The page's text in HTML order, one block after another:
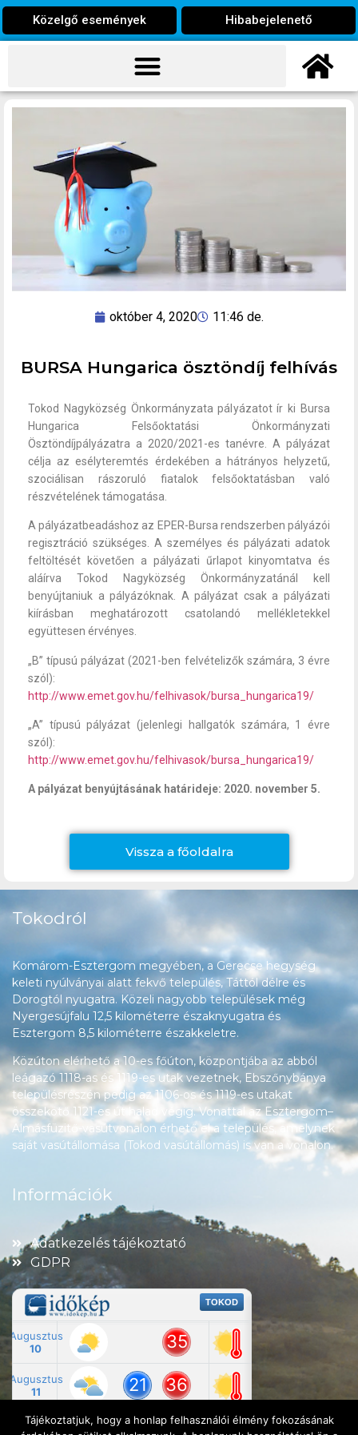
Közelgő események Hibabejelenető
október 4, 2020 11:46 de.
BURSA Hungarica ösztöndíj felhívás
Tokod Nagyközség Önkormányzata pályázatot ír ki Bursa
Hungarica Felsőoktatási Önkormányzati
Ösztöndíjpályázatra a 2020/2021-es tanévre. A pályázat
célja az esélyteremtés érdekében a hátrányos helyzetű,
szociálisan rászoruló fiatalok felsőoktatásban való
részvételének támogatása.
A pályázatbeadáshoz az EPER-Bursa rendszerben pályázói
regisztráció szükséges. A személyes és pályázati adatok
feltöltését követően a pályázati űrlapot kinyomtatva és
aláírva Tokod Nagyközség Önkormányzatánál kell
benyújtaniuk a pályázóknak. A pályázat csak a pályázati
kiírásban meghatározott csatolandó mellékletekkel
együttesen érvényes.
„B” típusú pályázat (2021-ben felvételizők számára, 3 évre
szól):
http://www.emet.gov.hu/felhivasok/bursa_hungarica19/
„A” típusú pályázat (jelenlegi hallgatók számára, 1 évre
szól):
http://www.emet.gov.hu/felhivasok/bursa_hungarica19/
A pályázat benyújtásának határideje: 2020. november 5.
Vissza a főoldalra
Tokodról
Komárom-Esztergom megyében, a Gerecse hegység
keleti nyúlványai alatt fekvő település, Táttól délre és
Dorogtól nyugatra. Közeli nagyobb települések még
Nyergesújfalu 12,5 kilométerre északnyugatra és
Esztergom 8,5 kilométerre északkeletre.
Közúton elérhető a 10-es főúton, központjába az abból
leágazó 1118-as és 1119-es utak vezetnek, Ebszőnybánya
településrészén pedig az 1106-os és 1119-es utakat
összekötő 1121-es út halad végig. Vonattal az Esztergom–
Almásfüzitő-vasútvonalon érhető el a település, amelynek
saját vasútállomása (Tokod vasútállomás) is van a vonalon.
Információk
Adatkezelés tájékoztató
GDPR
Tájékoztatjuk, hogy a honlap felhasználói élmény fokozásának